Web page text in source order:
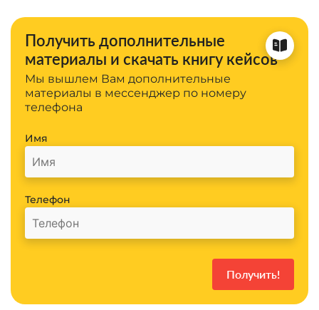
Получить дополнительные
материалы и скачать книгу кейсов
Мы вышлем Вам дополнительные
материалы в мессенджер по номеру
телефона
Имя
Телефон